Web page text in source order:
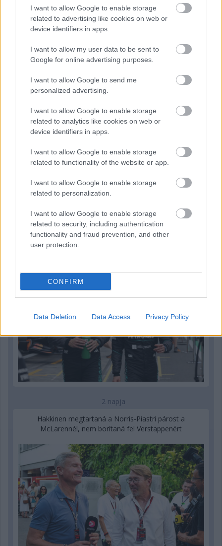
I want to allow Google to enable storage
related to advertising like cookies on web or
device identifiers in apps.
I want to allow my user data to be sent to
Google for online advertising purposes.
I want to allow Google to send me
personalized advertising.
I want to allow Google to enable storage
related to analytics like cookies on web or
device identifiers in apps.
I want to allow Google to enable storage
related to functionality of the website or app.
I want to allow Google to enable storage
related to personalization.
I want to allow Google to enable storage
related to security, including authentication
functionality and fraud prevention, and other
user protection.
CONFIRM
Data Deletion Data Access Privacy Policy
1 napja
Kerékpáros világbajnokságra kvalifikálta magát Bottas az
1 napja
Montoya szerint Antonelli kedvessége sem segít
2 napja
Hakkinen megtartaná a Norris-Piastri párost a
McLarennél, nem borítaná fel Verstappenért